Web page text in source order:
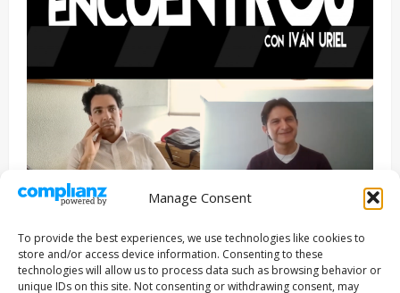
Manage Consent
To provide the best experiences, we use technologies like cookies to
store and/or access device information. Consenting to these
technologies will allow us to process data such as browsing behavior or
unique IDs on this site. Not consenting or withdrawing consent, may
Entrevista Series
ENCUENTROS CON IVÁN URIEL T3E22: JUAN PATRICIO
RIVEROLL